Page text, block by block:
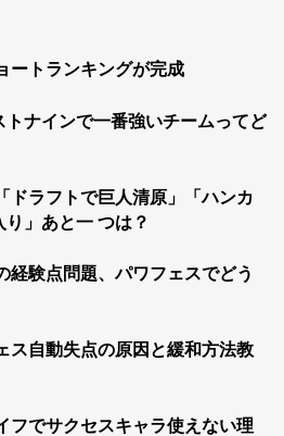
ートランキングが完成
トナインで一番強いチームってど
ドラフトで巨人清原」「ハンカ
」あと一 つは？
経験点問題、パワフェスでどう
ス自動失点の原因と緩和方法教
フでサクセスキャラ使えない理